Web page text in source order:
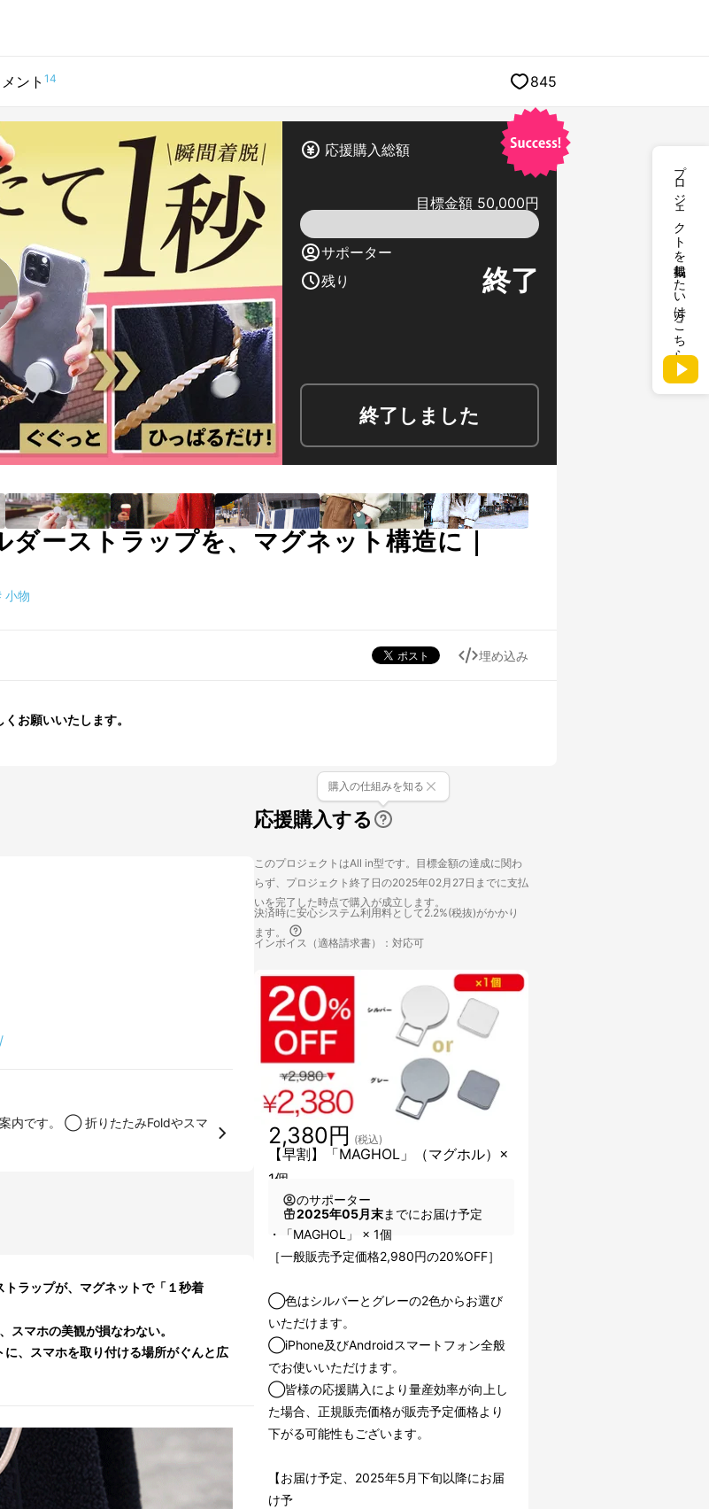
プロジェクトを掲載したい方はこちら
ント 14 845
応援購入総額
目標金額 50,000円
サポーター
残り
終了
終了しました
ダーストラップを、マグネット構造に｜
小物
埋め込み
お願いいたします。
みFoldやスマ
ラップが、マグネットで「１秒着
スマホの美観が損なわない。
、スマホを取り付ける場所がぐんと広
応援購入する
購入の仕組みを知る
このプロジェクトはAll in型です。目標金額の達成に関わ
らず、プロジェクト終了日の2025年02月27日までに支払
いを完了した時点で購入が成立します。
決済時に安心システム利用料として2.2%(税抜)がかかり
ます。
インボイス（適格請求書）：対応可
【早割】「MAGHOL」（マグホル）×
1個
2,380円 (税込)
のサポーター
2025年05月末までにお届け予定
・「MAGHOL」 × 1個
［一般販売予定価格2,980円の20%OFF］
◯色はシルバーとグレーの2色からお選び
いただけます。
◯iPhone及びAndroidスマートフォン全般
でお使いいただけます。
◯皆様の応援購入により量産効率が向上し
た場合、正規販売価格が販売予定価格より
下がる可能性もございます。
【お届け予定、2025年5月下旬以降にお届
け予